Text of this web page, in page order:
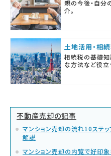
親の今後・自分
介。
土地活用・相
相続税の基礎知
な方法など役立
不動産売却の記事
マンション売却の流れ10ステ
解説
マンション売却の内覧で好印